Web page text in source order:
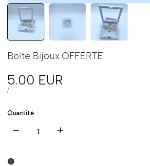
Boîte Bijoux OFFERTE
Prix
en
5.00 EUR
PRIX
/PAR
Quantité
Diminuer Augmenter